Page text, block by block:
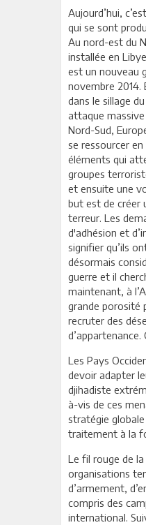
Aujourd’hui,
qui se sont
Au nord-est du
installée en
est un nouveau
novembre 2014.
dans le sillage
attaque
Nord-Sud,
se ressourcer
éléments qui
groupes
et ensuite une
but est de créer
terreur. Les
d'adhésion et
signifier qu’ils
désormais
guerre et il
maintenant, à
grande porosité
recruter des
d’appartenance.
Les Pays
devoir adapter
djihadiste
à-vis de ces
stratégie
traitement à la
Le fil rouge de
organisations
d’armement,
compris des
international.